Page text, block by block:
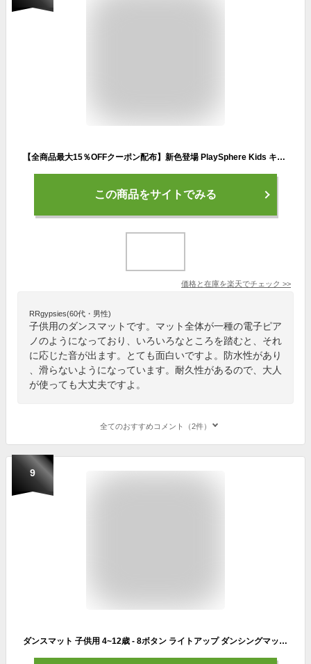
【全商品最大15％OFFクーポン配布】新色登場 PlaySphere Kids キッズ ダンスマット マーメイド 子供 音楽マット ゲーム プリンセス おもちゃ 電子ピアノマット 4ゲームモード 自動採点 音楽 ダンスゲーム LED 滑り止め 折りたたみ 軽量ミュージックマット誕生日
この商品をサイトでみる
価格と在庫を楽天でチェック >>
RRgypsies(60代・男性)
子供用のダンスマットです。マット全体が一種の電子ピア
ノのようになっており、いろいろなところを踏むと、それ
に応じた音が出ます。とても面白いですよ。防水性があり
、滑らないようになっています。耐久性があるので、大人
が使っても大丈夫ですよ。
全てのおすすめコメント（2件）
9
ダンスマット 子供用 4~12歳 - 8ボタン ライトアップ ダンシングマット 7つのプレイモード Bluetooth & 内蔵8曲のダンスパッド - 音楽ダンスマット おもちゃ 4-12歳の女の子 男の子